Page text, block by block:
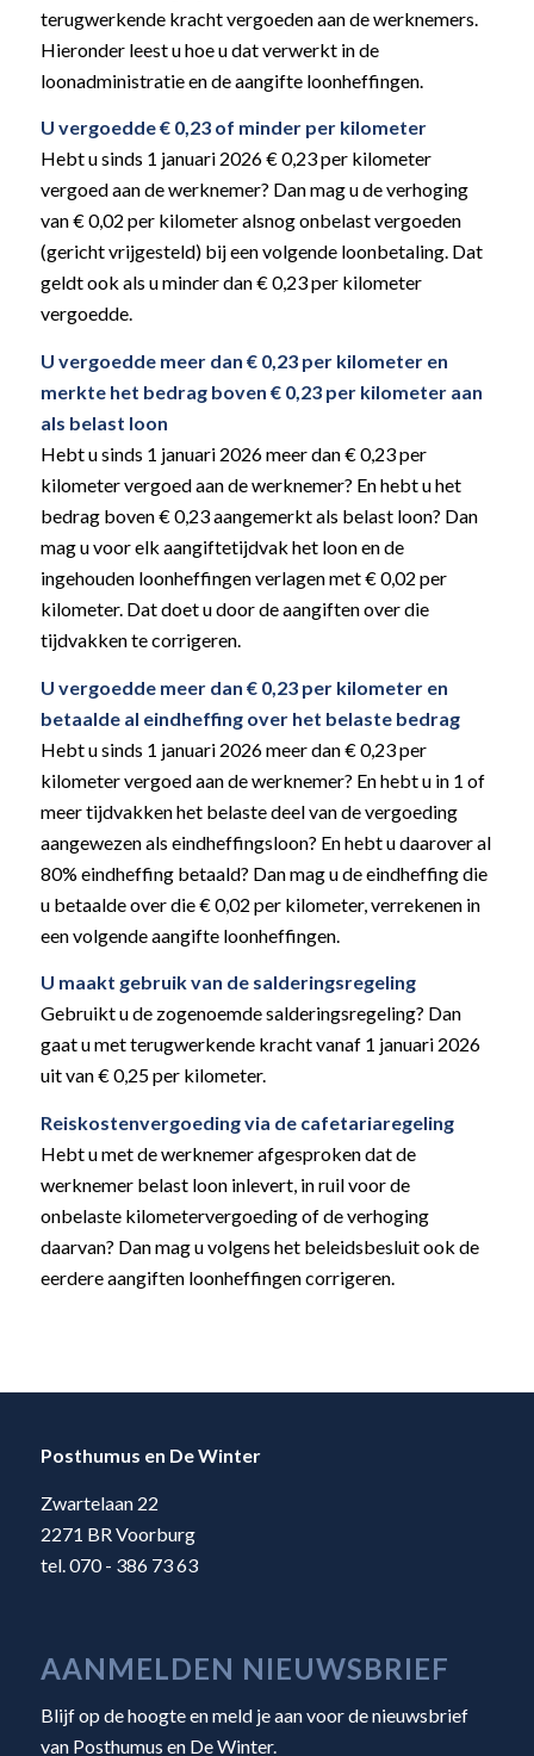
terugwerkende kracht vergoeden aan de werknemers.
Hieronder leest u hoe u dat verwerkt in de
loonadministratie en de aangifte loonheffingen.
U vergoedde € 0,23 of minder per kilometer
Hebt u sinds 1 januari 2026 € 0,23 per kilometer
vergoed aan de werknemer? Dan mag u de verhoging
van € 0,02 per kilometer alsnog onbelast vergoeden
(gericht vrijgesteld) bij een volgende loonbetaling. Dat
geldt ook als u minder dan € 0,23 per kilometer
vergoedde.
U vergoedde meer dan € 0,23 per kilometer en
merkte het bedrag boven € 0,23 per kilometer aan
als belast loon
Hebt u sinds 1 januari 2026 meer dan € 0,23 per
kilometer vergoed aan de werknemer? En hebt u het
bedrag boven € 0,23 aangemerkt als belast loon? Dan
mag u voor elk aangiftetijdvak het loon en de
ingehouden loonheffingen verlagen met € 0,02 per
kilometer. Dat doet u door de aangiften over die
tijdvakken te corrigeren.
U vergoedde meer dan € 0,23 per kilometer en
betaalde al eindheffing over het belaste bedrag
Hebt u sinds 1 januari 2026 meer dan € 0,23 per
kilometer vergoed aan de werknemer? En hebt u in 1 of
meer tijdvakken het belaste deel van de vergoeding
aangewezen als eindheffingsloon? En hebt u daarover al
80% eindheffing betaald? Dan mag u de eindheffing die
u betaalde over die € 0,02 per kilometer, verrekenen in
een volgende aangifte loonheffingen.
U maakt gebruik van de salderingsregeling
Gebruikt u de zogenoemde salderingsregeling? Dan
gaat u met terugwerkende kracht vanaf 1 januari 2026
uit van € 0,25 per kilometer.
Reiskostenvergoeding via de cafetariaregeling
Hebt u met de werknemer afgesproken dat de
werknemer belast loon inlevert, in ruil voor de
onbelaste kilometervergoeding of de verhoging
daarvan? Dan mag u volgens het beleidsbesluit ook de
eerdere aangiften loonheffingen corrigeren.
Posthumus en De Winter
Zwartelaan 22
2271 BR Voorburg
tel. 070 - 386 73 63
AANMELDEN NIEUWSBRIEF
Blijf op de hoogte en meld je aan voor de nieuwsbrief
van Posthumus en De Winter.